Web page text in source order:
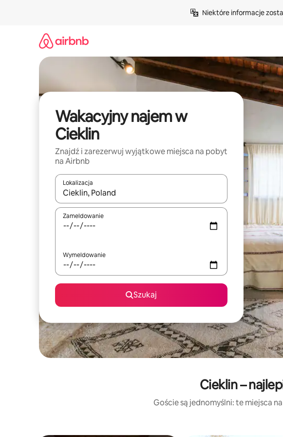
Niektóre informacje
Wakacyjny najem w
Cieklin
Znajdź i zarezerwuj wyjątkowe miejsca na pobyt
na Airbnb
Lokalizacja
Gdy wyniki będą dostępne, możesz poruszać się po nich za pomocą
Zameldowanie
Wymeldowanie
Szukaj
Cieklin –
Goście są jednomyślni: te miejsca